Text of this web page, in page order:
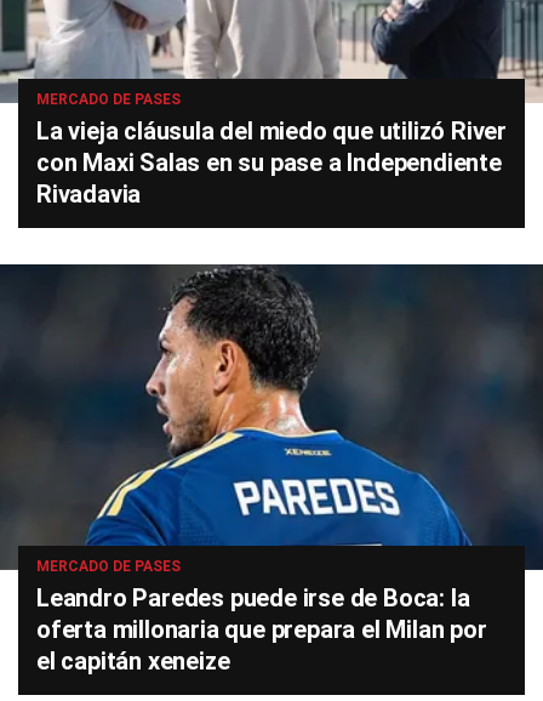
MERCADO DE PASES
La vieja cláusula del miedo que utilizó River
con Maxi Salas en su pase a Independiente
Rivadavia
MERCADO DE PASES
Leandro Paredes puede irse de Boca: la
oferta millonaria que prepara el Milan por
el capitán xeneize